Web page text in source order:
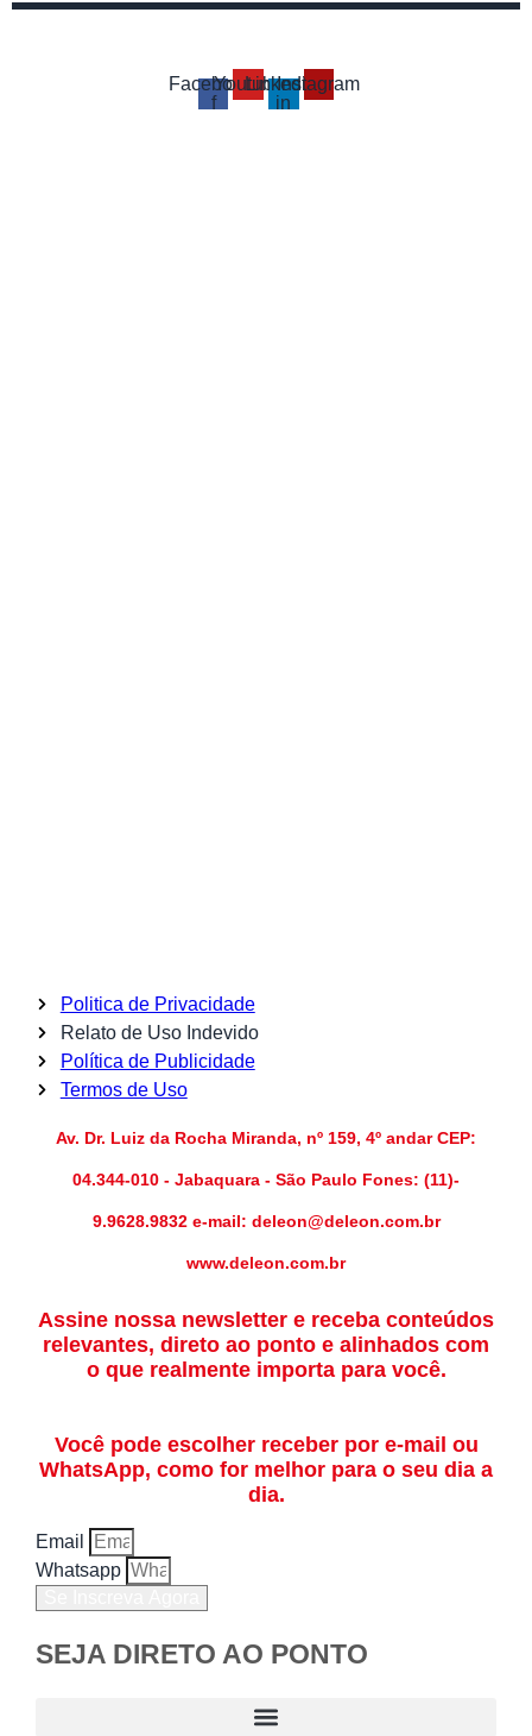
Facebook-
f
Youtube
Linkedin-
in
Instagram
Politica de Privacidade
Relato de Uso Indevido
Política de Publicidade
Termos de Uso
Av. Dr. Luiz da Rocha Miranda, nº 159, 4º andar CEP:
04.344-010 - Jabaquara - São Paulo Fones: (11)-
9.9628.9832 e-mail: deleon@deleon.com.br
www.deleon.com.br
Assine nossa newsletter e receba conteúdos
relevantes, direto ao ponto e alinhados com
o que realmente importa para você.
Você pode escolher receber por e-mail ou
WhatsApp, como for melhor para o seu dia a
dia.
Email
Whatsapp
SEJA DIRETO AO PONTO